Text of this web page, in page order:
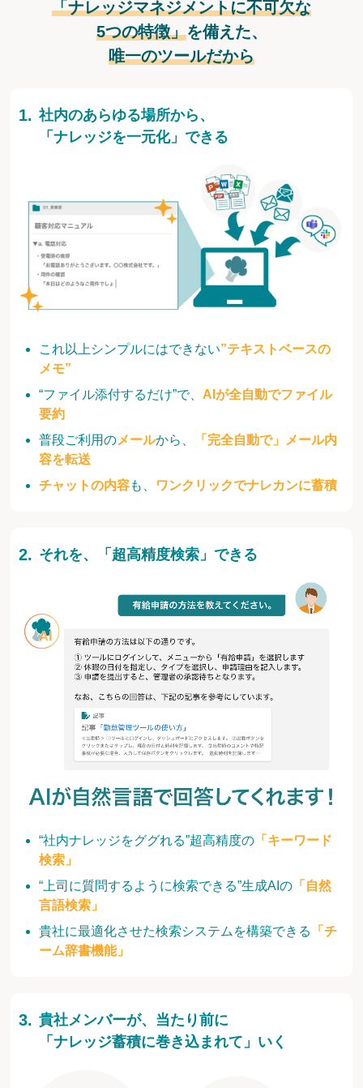
「ナレッジマネジメントに不可欠な
5つの特徴」を備えた、
唯一のツールだから
これ以上シンプルにはできない”テキストベースの
メモ”
“ファイル添付するだけ”で、 AIが全自動でファイル
要約
普段ご利用のメールから、
「完全自動で」メール内
容を転送
チャットの内容も、 ワンクリックでナレカンに蓄積
社内のあらゆる場所から、
「ナレッジを一元化」できる
“社内ナレッジをググれる”超高精度の 「キーワード
検索」
“上司に質問するように検索できる”生成AIの 「自然
言語検索」
貴社に最適化させた検索システムを構築できる
「チ
ーム辞書機能」
それを、「超高精度検索」できる
貴社メンバーが、当たり前に
「ナレッジ蓄積に巻き込まれて」いく